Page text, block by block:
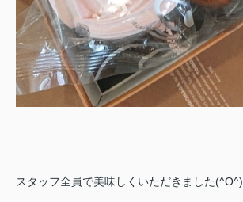
スタッフ全員で美味しくいただきました(^O^)